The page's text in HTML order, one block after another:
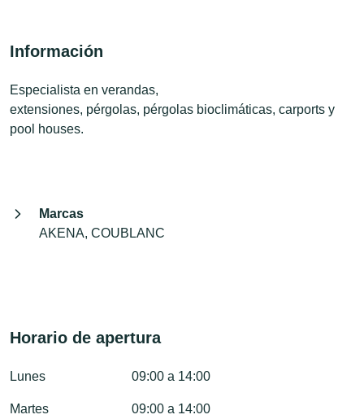
Información
Especialista en verandas,
extensiones, pérgolas, pérgolas bioclimáticas, carports y
pool houses.
Marcas
AKENA, COUBLANC
Horario de apertura
Lunes 09:00 a 14:00
Martes 09:00 a 14:00